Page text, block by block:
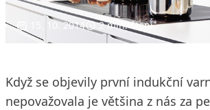
15. 10. 2014 2 min. čtení
Když se objevily první indukční
nepovažovala je většina z nás za